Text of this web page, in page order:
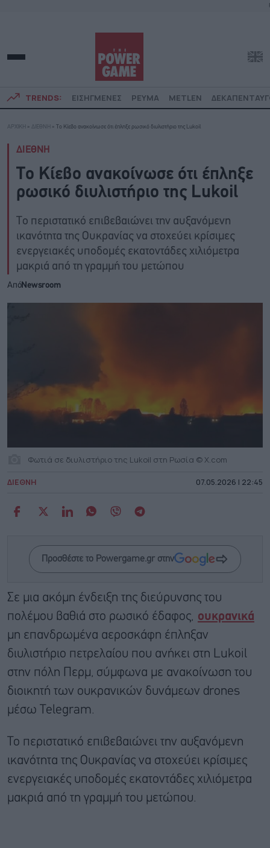
TRENDS: ΕΙΣΗΓΜΕΝΕΣ ΡΕΥΜΑ METLEN
ΑΡΧΙΚΗ » ΔΙΕΘΝΗ » Το Κίεβο ανακοίνωσε ότι έπληξε ρωσικό διυλιστήριο της Lukoil
ΔΙΕΘΝΗ
Το Κίεβο ανακοίνωσε ότι έπληξε
ρωσικό διυλιστήριο της Lukoil
Το περιστατικό επιβεβαιώνει την αυξανόμενη
ικανότητα της Ουκρανίας να στοχεύει κρίσιμες
ενεργειακές υποδομές εκατοντάδες χιλιόμετρα
μακριά από τη γραμμή του μετώπου
ΑπόNewsroom
Φωτιά σε διυλιστήριο της Lukoil στη Ρωσία © X.com
ΔΙΕΘΝΗ 07.05.2026 | 22:45
Προσθέστε το Powergame.gr στην
Σε μια ακόμη ένδειξη της διεύρυνσης του
πολέμου βαθιά στο ρωσικό έδαφος, ουκρανικά
μη επανδρωμένα αεροσκάφη έπληξαν
διυλιστήριο πετρελαίου που ανήκει στη Lukoil
στην πόλη Περμ, σύμφωνα με ανακοίνωση του
διοικητή των ουκρανικών δυνάμεων drones
μέσω Telegram.
Το περιστατικό επιβεβαιώνει την αυξανόμενη
ικανότητα της Ουκρανίας να στοχεύει κρίσιμες
ενεργειακές υποδομές εκατοντάδες χιλιόμετρα
μακριά από τη γραμμή του μετώπου.